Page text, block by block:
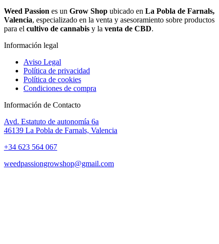
Weed Passion es un Grow Shop ubicado en La Pobla de Farnals,
Valencia, especializado en la venta y asesoramiento sobre productos
para el cultivo de cannabis y la venta de CBD.
Información legal
Aviso Legal
Política de privacidad
Política de cookies
Condiciones de compra
Información de Contacto
Avd. Estatuto de autonomía 6a
46139 La Pobla de Farnals, Valencia
+34 623 564 067
weedpassiongrowshop@gmail.com